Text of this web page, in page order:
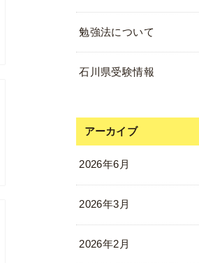
勉強法について
石川県受験情報
アーカイブ
2026年6月
2026年3月
2026年2月